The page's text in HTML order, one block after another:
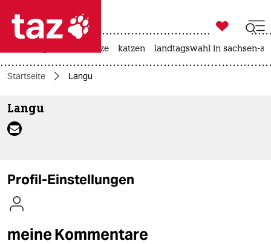

themen
politik

taz zahl ich
hitze katzen landtagswahl in sachsen-
Startseite Langu
Langu
Profil-Einstellungen
meine Kommentare